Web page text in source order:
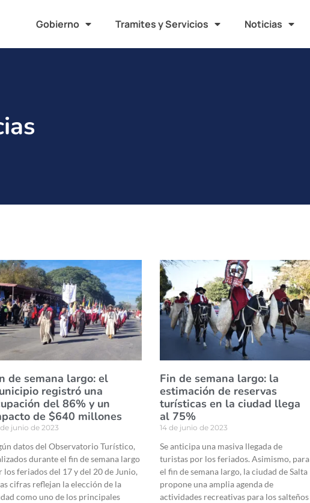
Gobierno Tramites y Servicios Noticias
de semana largo: el
registró una
del 86% y un
de $640 millones
junio de 2023
datos del Observatorio Turístico,
durante el fin de semana largo
los feriados del 17 y del 20 de Junio,
cifras reflejan la elección de la
como uno de los principales
Fin de semana largo: la
estimación de reservas
turísticas en la ciudad llega
al 75%
14 de junio de 2023
Se anticipa una masiva llegada de
turistas por los feriados. Asimismo, para
el fin de semana largo, la ciudad de Salta
propone una amplia agenda de
actividades recreativas para los salteños